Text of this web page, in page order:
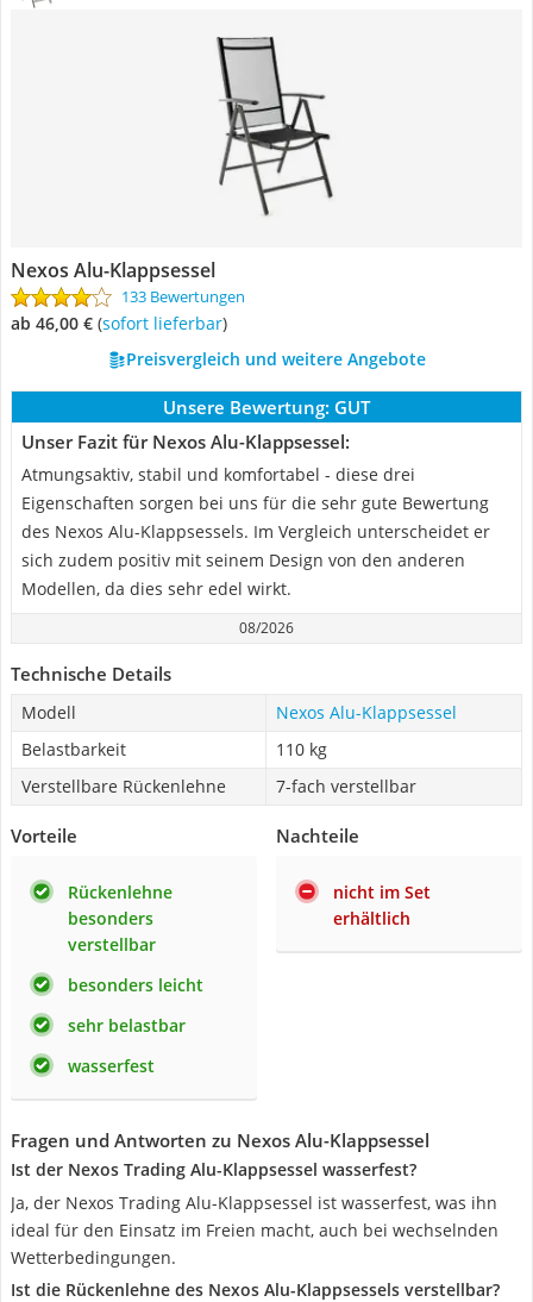
Nexos Alu-Klappsessel
133 Bewertungen
ab 46,00 € ( Sofort lieferbar)
Preisvergleich und weitere Angebote
Unsere Bewertung: GUT
Unser Fazit für Nexos Alu-Klappsessel:
Atmungsaktiv, stabil und komfortabel - diese drei
Eigenschaften sorgen bei uns für die sehr gute Bewertung
des Nexos Alu-Klappsessels. Im Vergleich unterscheidet er
sich zudem positiv mit seinem Design von den anderen
Modellen, da dies sehr edel wirkt.
08/2026
Technische Details
Modell
Nexos Alu-Klappsessel
Belastbarkeit
110 kg
Verstellbare Rückenlehne
7-fach verstellbar
Vorteile
Rückenlehne
besonders
verstellbar
besonders leicht
sehr belastbar
wasserfest
Nachteile
nicht im Set
erhältlich
Fragen und Antworten zu Nexos Alu-Klappsessel
Ist der Nexos Trading Alu-Klappsessel wasserfest?
Ja, der Nexos Trading Alu-Klappsessel ist wasserfest, was ihn
ideal für den Einsatz im Freien macht, auch bei wechselnden
Wetterbedingungen.
Ist die Rückenlehne des Nexos Alu-Klappsessels verstellbar?